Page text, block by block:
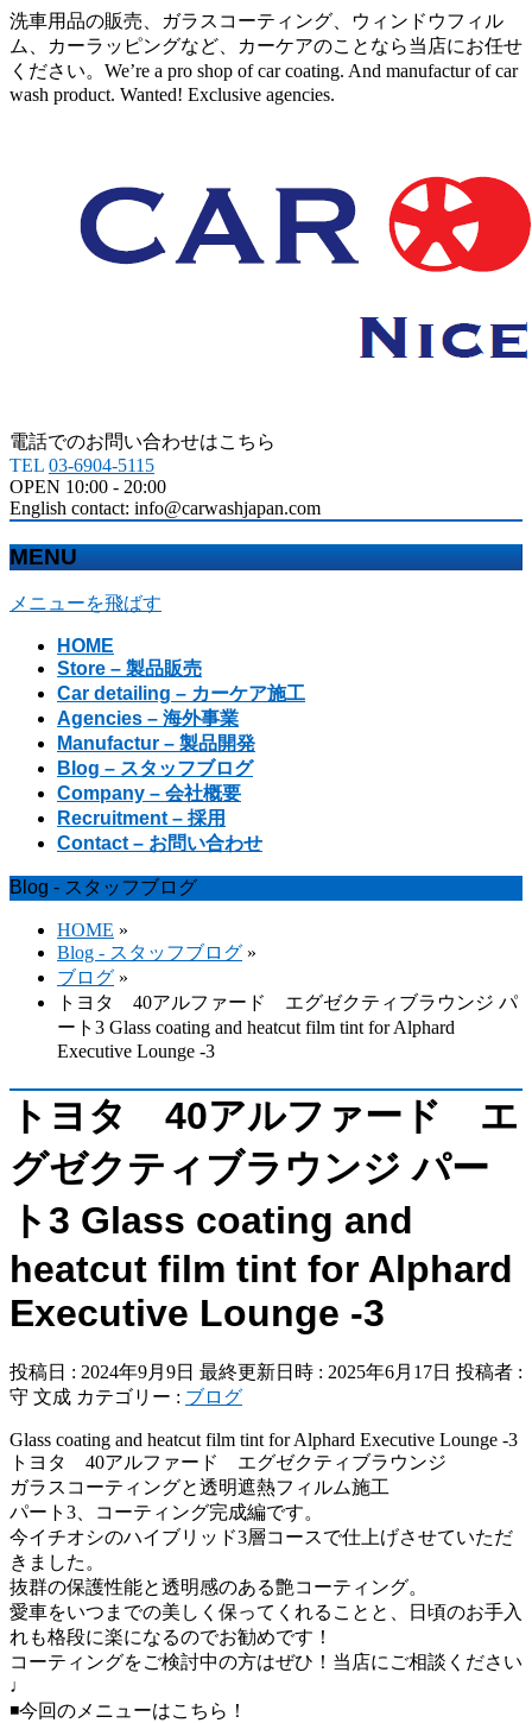
洗車用品の販売、ガラスコーティング、ウィンドウフィル
ム、カーラッピングなど、カーケアのことなら当店にお任せ
ください。We’re a pro shop of car coating. And manufactur of car
wash product. Wanted! Exclusive agencies.
電話でのお問い合わせはこちら
TEL 03-6904-5115
OPEN 10:00 - 20:00
English contact: info@carwashjapan.com
MENU
メニューを飛ばす
HOME
Store – 製品販売
Car detailing – カーケア施工
Agencies – 海外事業
Manufactur – 製品開発
Blog – スタッフブログ
Company – 会社概要
Recruitment – 採用
Contact – お問い合わせ
Blog - スタッフブログ
HOME »
Blog - スタッフブログ »
ブログ »
トヨタ 40アルファード エグゼクティブラウンジ パ
ート3 Glass coating and heatcut film tint for Alphard
Executive Lounge -3
トヨタ 40アルファード エ
グゼクティブラウンジ パー
ト3 Glass coating and
heatcut film tint for Alphard
Executive Lounge -3
投稿日 : 2024年9月9日 最終更新日時 : 2025年6月17日 投稿者 :
守 文成 カテゴリー : ブログ
Glass coating and heatcut film tint for Alphard Executive Lounge -3
トヨタ 40アルファード エグゼクティブラウンジ
ガラスコーティングと透明遮熱フィルム施工
パート3、コーティング完成編です。
今イチオシのハイブリッド3層コースで仕上げさせていただ
きました。
抜群の保護性能と透明感のある艶コーティング。
愛車をいつまでの美しく保ってくれることと、日頃のお手入
れも格段に楽になるのでお勧めです！
コーティングをご検討中の方はぜひ！当店にご相談ください
♩
◾️今回のメニューはこちら！